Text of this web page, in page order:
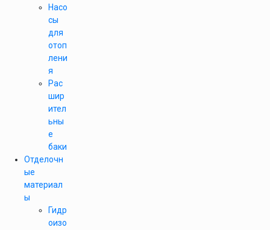
Насо
сы
для
отоп
лени
я
Рас
шир
ител
ьны
е
баки
Отделочн
ые
материал
ы
Гидр
оизо